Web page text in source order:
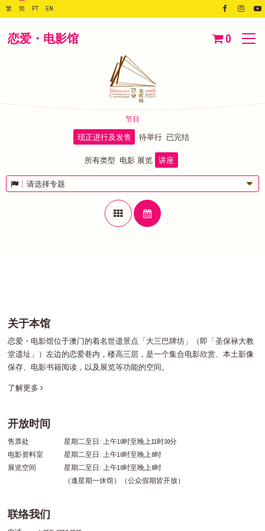
繁 简 PT EN
恋爱・电影馆 0
节目
现正进行及发售 待举行 已完结
所有类型 电影 展览 讲座
请选择专题
关于本馆
恋爱・电影馆位于澳门的着名世遗景点「大三巴牌坊」（即「圣保禄大教
堂遗址」）左边的恋爱巷内，楼高三层，是一个集合电影欣赏、本土影像
保存、电影书籍阅读，以及展览等功能的空间。
了解更多
开放时间
售票处
星期二至日: 上午10时至晚上11时30分
电影资料室
星期二至日: 上午10时至晚上8时
展览空间
星期二至日: 上午10时至晚上8时
（逢星期一休馆）（公众假期皆开放）
联络我们